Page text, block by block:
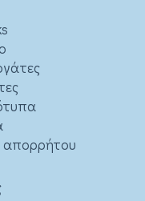
απορρήτου